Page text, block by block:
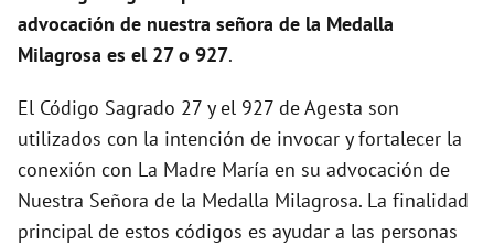
advocación de nuestra señora de la Medalla
Milagrosa es el 27 o 927.
El Código Sagrado 27 y el 927 de Agesta son
utilizados con la intención de invocar y fortalecer la
conexión con La Madre María en su advocación de
Nuestra Señora de la Medalla Milagrosa. La finalidad
principal de estos códigos es ayudar a las personas